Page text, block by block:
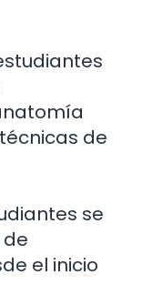
de
se
el inicio